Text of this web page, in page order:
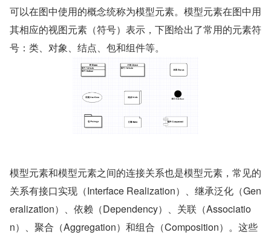
可以在图中使用的概念统称为模型元素。模型元素在图中用
其相应的视图元素（符号）表示，下图给出了常用的元素符
号：类、对象、结点、包和组件等。
模型元素和模型元素之间的连接关系也是模型元素，常见的
关系有接口实现（Interface Realization）、继承泛化（Gen
eralization）、依赖（Dependency）、关联（Associatio
n）、聚合（Aggregation）和组合（Composition）。这些